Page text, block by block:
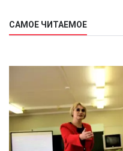
САМОЕ ЧИТАЕМОЕ